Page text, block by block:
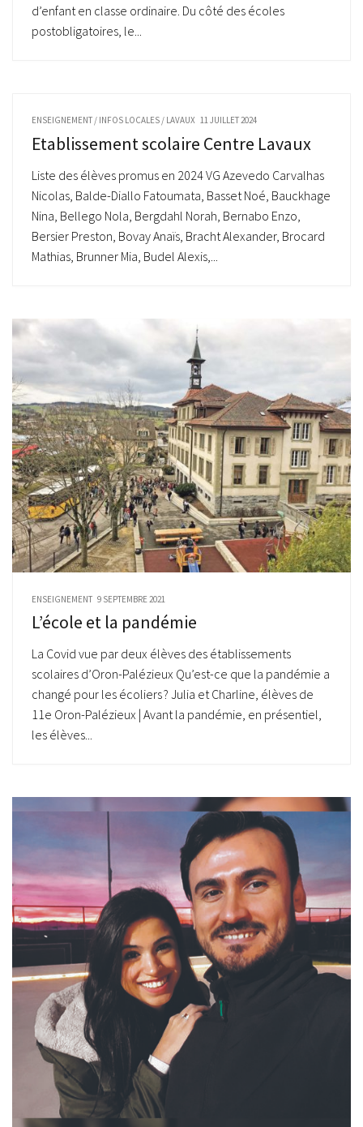
d’enfant en classe ordinaire. Du côté des écoles
postobligatoires, le...
ENSEIGNEMENT / INFOS LOCALES / LAVAUX 11 JUILLET 2024
Etablissement scolaire Centre Lavaux
Liste des élèves promus en 2024 VG Azevedo Carvalhas
Nicolas, Balde-Diallo Fatoumata, Basset Noé, Bauckhage
Nina, Bellego Nola, Bergdahl Norah, Bernabo Enzo,
Bersier Preston, Bovay Anaïs, Bracht Alexander, Brocard
Mathias, Brunner Mia, Budel Alexis,...
ENSEIGNEMENT 9 SEPTEMBRE 2021
L’école et la pandémie
La Covid vue par deux élèves des établissements
scolaires d’Oron-Palézieux Qu’est-ce que la pandémie a
changé pour les écoliers ? Julia et Charline, élèves de
11e Oron-Palézieux | Avant la pandémie, en présentiel,
les élèves...